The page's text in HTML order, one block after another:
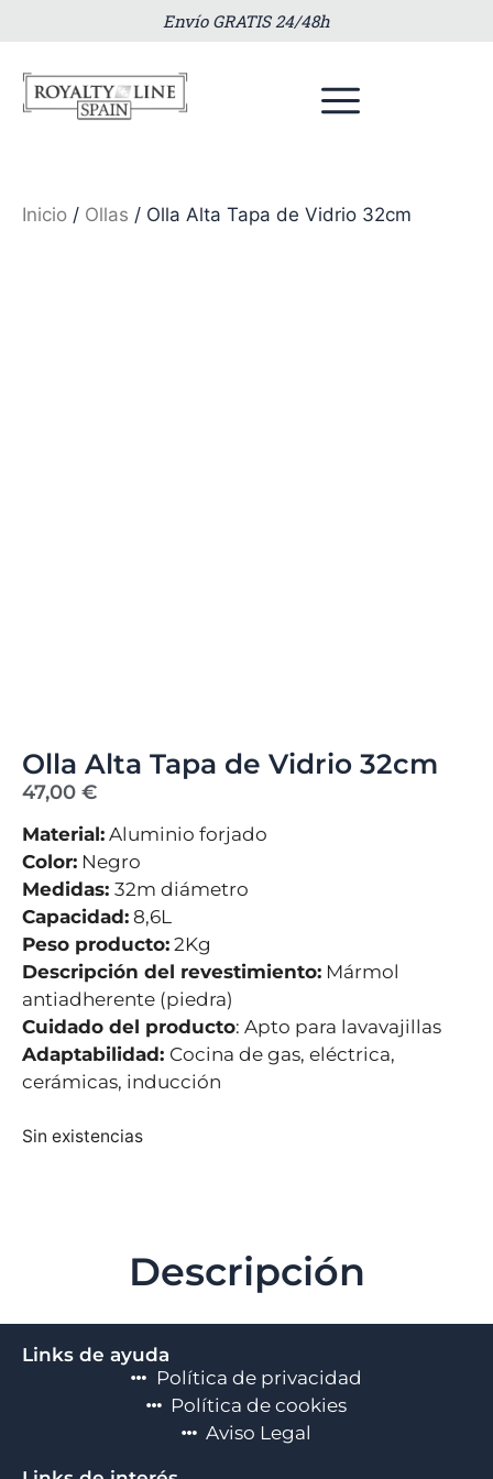
Envío GRATIS 24/48h
Inicio / Ollas / Olla Alta Tapa de Vidrio 32cm
Olla Alta Tapa de Vidrio 32cm
47,00 €
Material: Aluminio forjado
Color: Negro
Medidas: 32m diámetro
Capacidad: 8,6L
Peso producto: 2Kg
Descripción del revestimiento: Mármol
antiadherente (piedra)
Cuidado del producto: Apto para lavavajillas
Adaptabilidad: Cocina de gas, eléctrica,
cerámicas, inducción
Sin existencias
Descripción
Links de ayuda
Política de privacidad
Política de cookies
Aviso Legal